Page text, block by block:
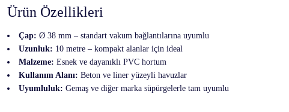
Ürün Özellikleri
Çap: Ø 38 mm – standart vakum bağlantılarına uyumlu
Uzunluk: 10 metre – kompakt alanlar için ideal
Malzeme: Esnek ve dayanıklı PVC hortum
Kullanım Alanı: Beton ve liner yüzeyli havuzlar
Uyumluluk: Gemaş ve diğer marka süpürgelerle tam uyumlu